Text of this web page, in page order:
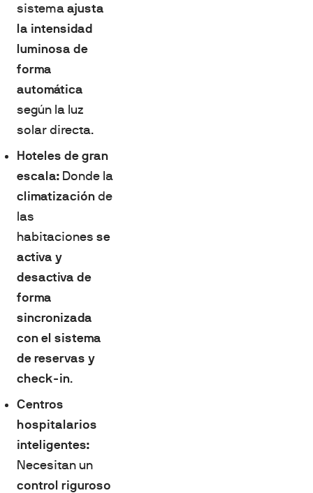
sistema ajusta
la intensidad
luminosa de
forma
automática
según la luz
solar directa.
Hoteles de gran
escala: Donde la
climatización de
las
habitaciones se
activa y
desactiva de
forma
sincronizada
con el sistema
de reservas y
check-in.
Centros
hospitalarios
inteligentes:
Necesitan un
control riguroso